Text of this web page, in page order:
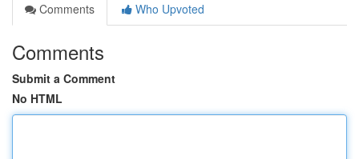
Comments
Who Upvoted
Comments
Submit a Comment
No HTML